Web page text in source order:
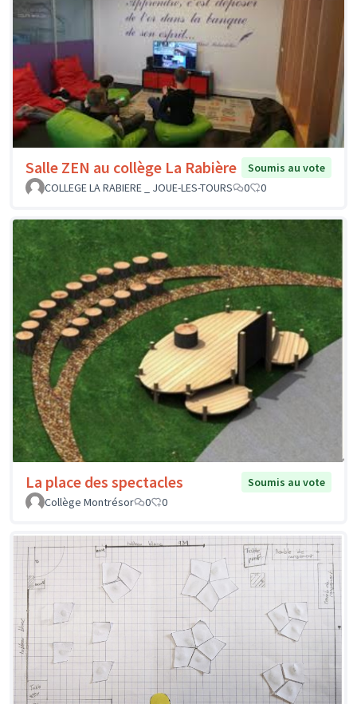
Salle ZEN au collège La Rabière
Soumis au vote
COLLEGE LA RABIERE _ JOUE-LES-TOURS
0 0
La place des spectacles
Soumis au vote
Collège Montrésor
0 0